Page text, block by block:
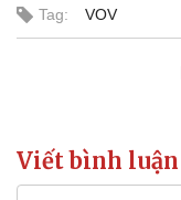
Tag: VOV
Viết bình luận